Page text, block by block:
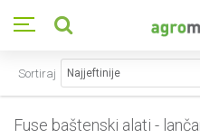
Fuse baštenski alati -
Sortiraj